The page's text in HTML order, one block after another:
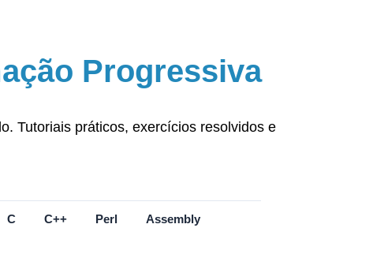
Progressiva
Tutoriais práticos, exercícios resolvidos e
C C++ Perl Assembly